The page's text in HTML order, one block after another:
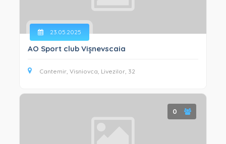
23.05.2025
AO Sport club Vișnevscaia
Cantemir, Visniovca, Livezilor, 32
0